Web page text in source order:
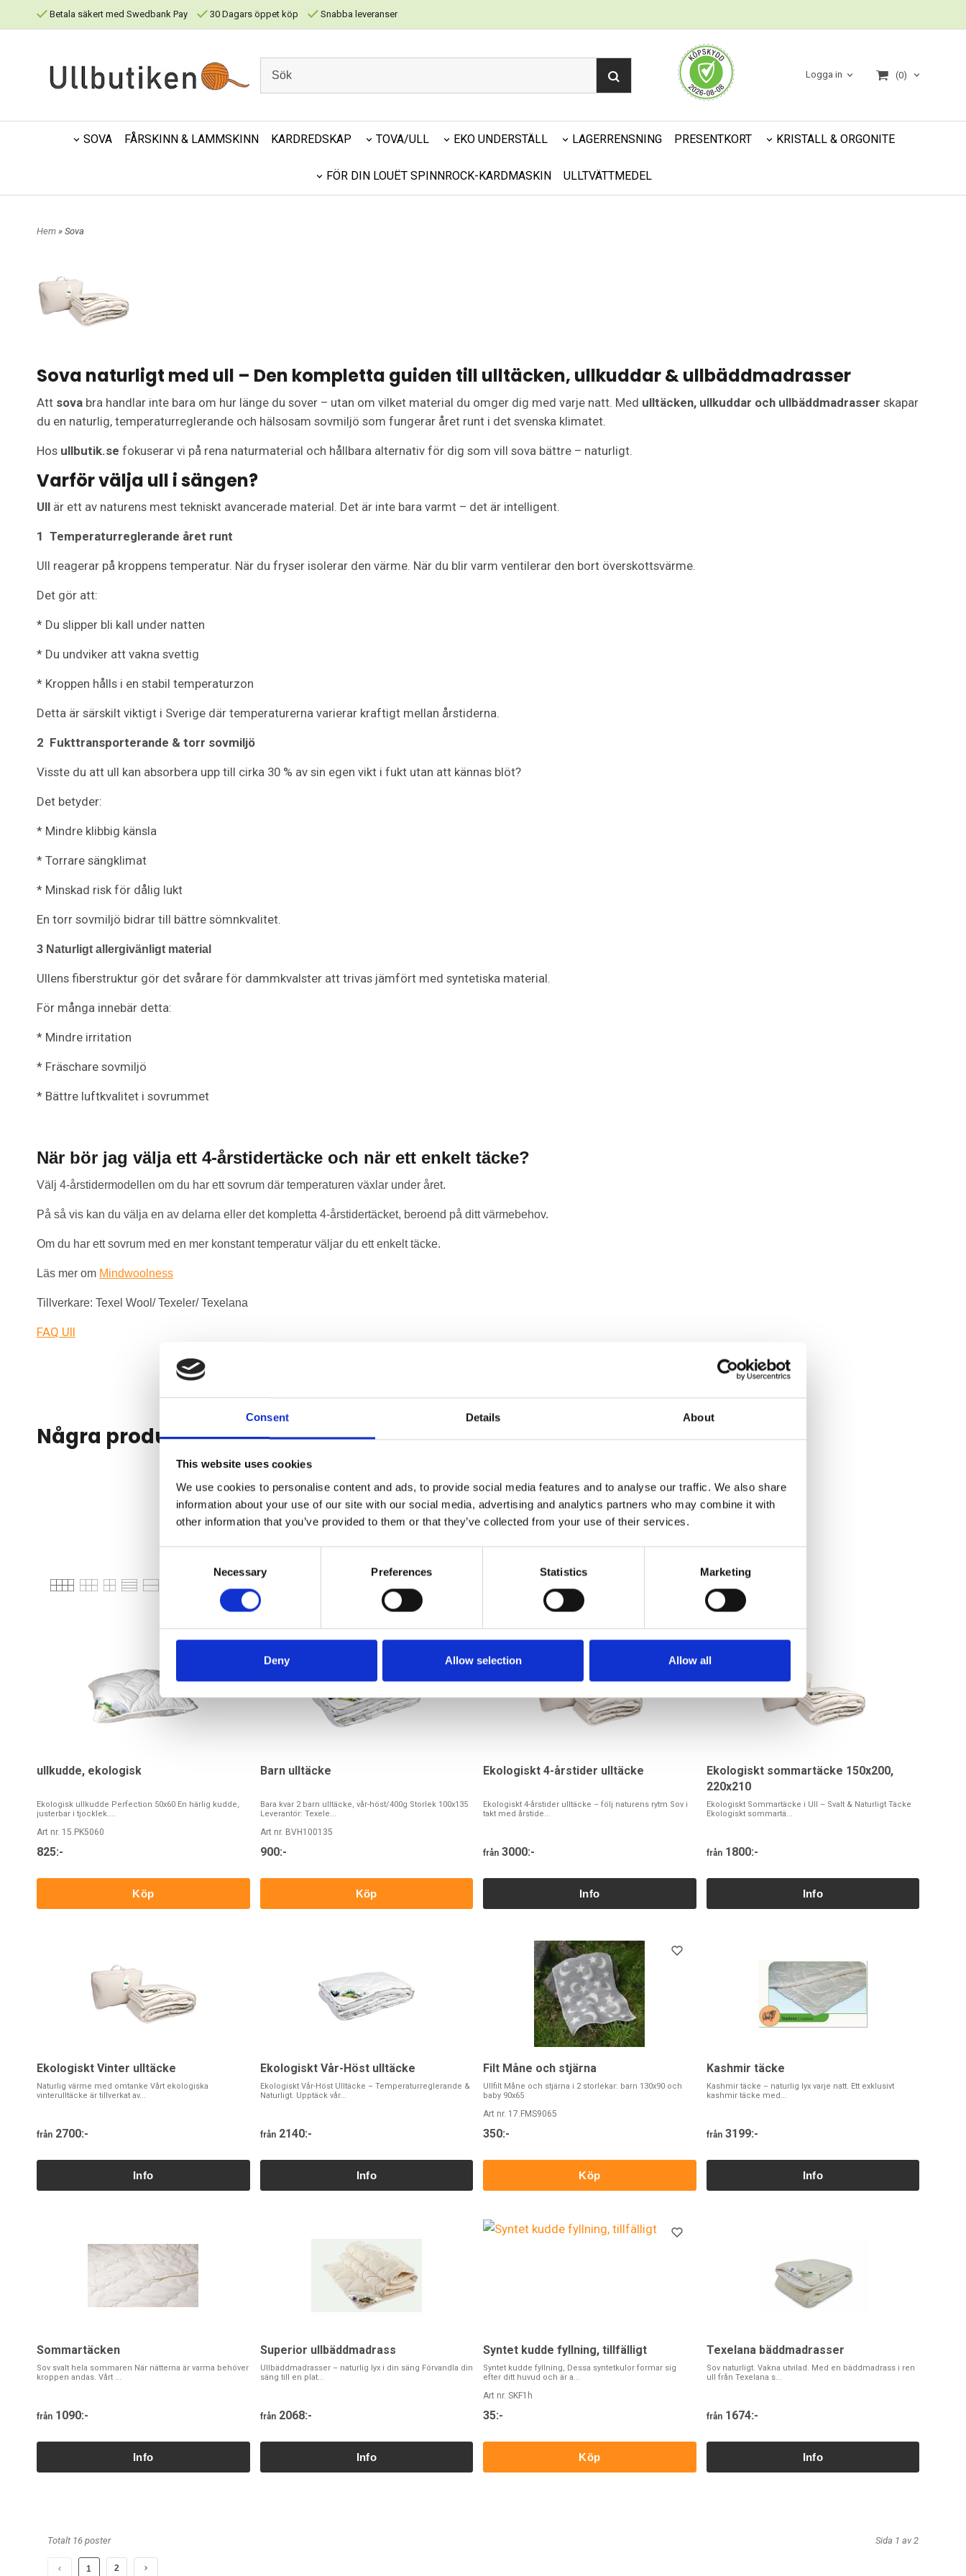
Consent Details About
This website uses cookies
We use cookies to personalise content and ads, to provide social media features and to analyse our traffic. We also share
information about your use of our site with our social media, advertising and analytics partners who may combine it with
other information that you’ve provided to them or that they’ve collected from your use of their services.
Necessary Preferences Statistics Marketing
Deny Allow selection Allow all
Betala säkert med Swedbank Pay 30 Dagars öppet köp Snabba leveranser
Logga in (0)
SOVA FÅRSKINN & LAMMSKINN KARDREDSKAP TOVA/ULL EKO UNDERSTÄLL LAGERRENSNING PRESENTKORT KRISTALL & ORGONITE
FÖR DIN LOUËT SPINNROCK-KARDMASKIN ULLTVÄTTMEDEL
Hem » Sova
Sova naturligt med ull – Den kompletta guiden till ulltäcken, ullkuddar & ullbäddmadrasser
Att sova bra handlar inte bara om hur länge du sover – utan om vilket material du omger dig med varje natt. Med ulltäcken, ullkuddar och ullbäddmadrasser skapar
du en naturlig, temperaturreglerande och hälsosam sovmiljö som fungerar året runt i det svenska klimatet.
Hos ullbutik.se fokuserar vi på rena naturmaterial och hållbara alternativ för dig som vill sova bättre – naturligt.
Varför välja ull i sängen?
Ull är ett av naturens mest tekniskt avancerade material. Det är inte bara varmt – det är intelligent.
1 Temperaturreglerande året runt
Ull reagerar på kroppens temperatur. När du fryser isolerar den värme. När du blir varm ventilerar den bort överskottsvärme.
Det gör att:
* Du slipper bli kall under natten
* Du undviker att vakna svettig
* Kroppen hålls i en stabil temperaturzon
Detta är särskilt viktigt i Sverige där temperaturerna varierar kraftigt mellan årstiderna.
2 Fukttransporterande & torr sovmiljö
Visste du att ull kan absorbera upp till cirka 30 % av sin egen vikt i fukt utan att kännas blöt?
Det betyder:
* Mindre klibbig känsla
* Torrare sängklimat
* Minskad risk för dålig lukt
En torr sovmiljö bidrar till bättre sömnkvalitet.
3 Naturligt allergivänligt material
Ullens fiberstruktur gör det svårare för dammkvalster att trivas jämfört med syntetiska material.
För många innebär detta:
* Mindre irritation
* Fräschare sovmiljö
* Bättre luftkvalitet i sovrummet
När bör jag välja ett 4-årstidertäcke och när ett enkelt täcke?
Välj 4-årstidermodellen om du har ett sovrum där temperaturen växlar under året.
På så vis kan du välja en av delarna eller det kompletta 4-årstidertäcket, beroend på ditt värmebehov.
Om du har ett sovrum med en mer konstant temperatur väljar du ett enkelt täcke.
Läs mer om Mindwoolness
Tillverkare: Texel Wool/ Texeler/ Texelana
FAQ Ull
Några produkter från Sova
ullkudde, ekologisk
Ekologisk ullkudde Perfection 50x60 En härlig kudde,
justerbar i tjocklek....
Art nr. 15.PK5060
825:-
Köp
Barn ulltäcke
Bara kvar 2 barn ulltäcke, vår-höst/400g Storlek 100x135
Leverantör: Texele...
Art nr. BVH100135
900:-
Köp
Ekologiskt 4-årstider ulltäcke
Ekologiskt 4-årstider ulltäcke – följ naturens rytm Sov i
takt med årstide...
från 3000:-
Ekologiskt sommartäcke 150x200,
220x210
Ekologiskt Sommartäcke i Ull – Svalt & Naturligt Täcke
Ekologiskt sommartä...
från1800:-
Ekologiskt Vinter ulltäcke
Naturlig värme med omtanke Vårt ekologiska
vinterulltäcke är tillverkat av...
från 2700:-
Ekologiskt Vår-Höst ulltäcke
Ekologiskt Vår-Höst Ulltäcke – Temperaturreglerande &
Naturligt. Upptäck vår...
från2140:-
Filt Måne och stjärna
Ullfilt Måne och stjärna i 2 storlekar: barn 130x90 och
baby 90x65
Art nr. 17.FMS9065
350:-
Köp
Kashmir täcke
Kashmir täcke – naturlig lyx varje natt. Ett exklusivt
kashmir täcke med...
från3199:-
Sommartäcken
Sov svalt hela sommaren När nätterna är varma behöver
kroppen andas. Vårt ...
från 1090:-
Superior ullbäddmadrass
Ullbäddmadrasser – naturlig lyx i din säng Förvandla din
säng till en plat...
från2068:-
Syntet kudde fyllning, tillfälligt
Syntet kudde fyllning, Dessa syntetkulor formar sig
efter ditt huvud och är a...
Art nr. SKF1h
35:-
Köp
Texelana bäddmadrasser
Sov naturligt. Vakna utvilad. Med en bäddmadrass i ren
ull från Texelana s...
från1674:-
Totalt 16 poster Sida 1 av 2
1 2